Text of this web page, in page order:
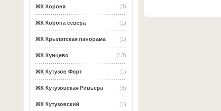
(3)
ЖК Корона
(1)
ЖК Корона севера
(1)
ЖК Крылатская панорама
(13)
ЖК Кунцево
(1)
ЖК Кутузов Форт
(6)
ЖК Кутузовская Ривьера
(1)
ЖК Кутузовский